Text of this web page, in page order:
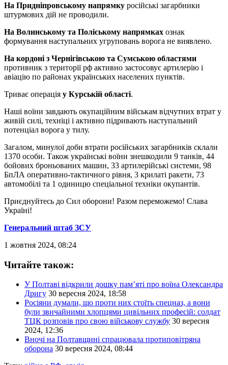
На Придніпровському напрямку російські загарбники
штурмових дій не проводили.
На Волинському та Поліському напрямках ознак
формування наступальних угруповань ворога не виявлено.
На кордоні з Чернігівською та Сумською областями
противник з території рф активно застосовує артилерію і
авіацію по районах українських населених пунктів.
Триває операція у Курській області.
Наші воїни завдають окупаційним військам відчутних втрат у
живій силі, техніці і активно підривають наступальний
потенціал ворога у тилу.
Загалом, минулої доби втрати російських загарбників склали
1370 особи. Також українські воїни знешкодили 9 танків, 44
бойових броньованих машин, 33 артилерійські системи, 98
БпЛА оперативно-тактичного рівня, 3 крилаті ракети, 73
автомобілі та 1 одиницю спеціальної техніки окупантів.
Приєднуйтесь до Сил оборони! Разом переможемо! Слава
Україні!
Генеральний штаб ЗСУ
1 жовтня 2024, 08:24
Читайте також:
У Полтаві відкрили дошку пам’яті про воїна Олександра
Дригу 30 вересня 2024, 18:58
Росіяни думали, що проти них стоїть спецназ, а вони
були звичайними хлопцями цивільних професій: солдат
ТЦК розповів про свою військову службу 30 вересня
2024, 12:36
Вночі на Полтавщині спрацювала протиповітряна
оборона 30 вересня 2024, 08:44